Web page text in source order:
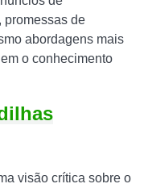
promessas de
abordagens mais
o conhecimento
visão crítica sobre o